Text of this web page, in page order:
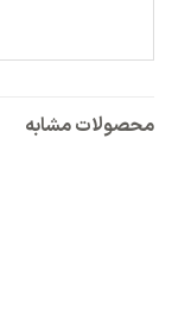
محصولات مشابه